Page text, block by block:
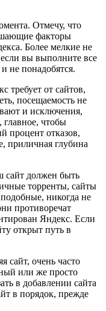
Отмечу, что
факторы
Более мелкие не
вы выполните все
не понадобятся.
требует от сайтов,
посещаемость не
и исключения,
чтобы
процент отказов,
приличная глубина
должен быть
торренты, сайты
никогда не
противоречат
Яндекс. Если
открыт путь в
сайт, очень часто
или же просто
в добавлении сайта
в порядок, прежде